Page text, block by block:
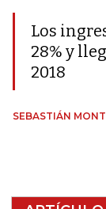
Los
28% y
2018
SEBASTIÁN